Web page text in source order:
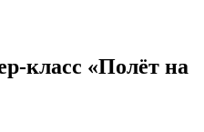
класс «Полёт на